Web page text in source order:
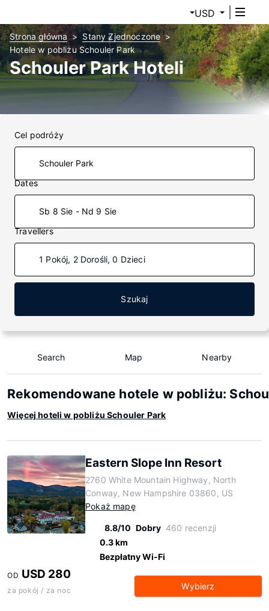
USD
Strona główna
Stany Zjednoczone
Hotele w pobliżu Schouler Park
Schouler Park Hoteli
Cel podróży
Dates
Sb 8 Sie - Nd 9 Sie
Travellers
1 Pokój, 2 Dorośli, 0 Dzieci
Szukaj
Search Map Nearby
Rekomendowane hotele w pobliżu:
Więcej hoteli w pobliżu Schouler Park
Eastern Slope Inn Resort
2760 White Mountain Highway, North
Conway, New Hampshire 03860, US
Pokaż mapę
8.8/10 Dobry 460 recenzji
0.3 km
Bezpłatny Wi-Fi
OD USD 280
za pokój / za noc Wybierz